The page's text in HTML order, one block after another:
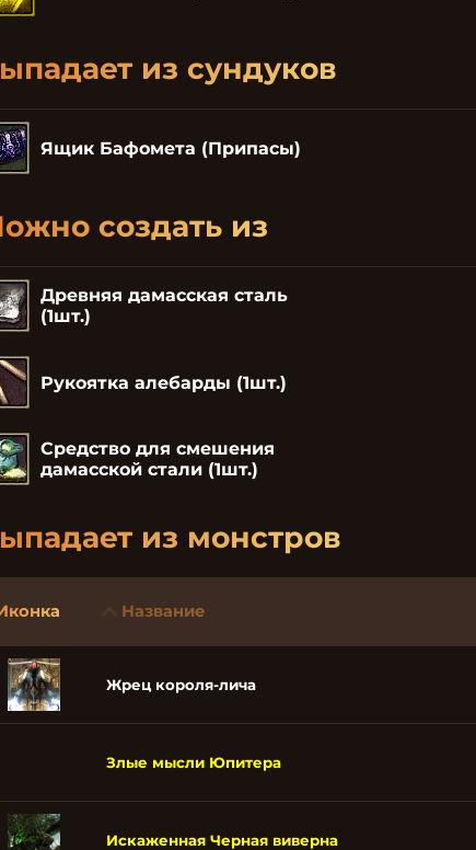
из сундуков
Ящик Бафомета (Припасы)
создать из
Древняя дамасская сталь
(1шт.)
Рукоятка алебарды (1шт.)
Средство для смешения
дамасской стали (1шт.)
из монстров
Название
Жрец короля-лича
Злые мысли Юпитера
Искаженная Черная виверна